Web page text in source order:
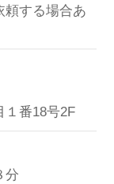
する場合あ
１番18号2F
分